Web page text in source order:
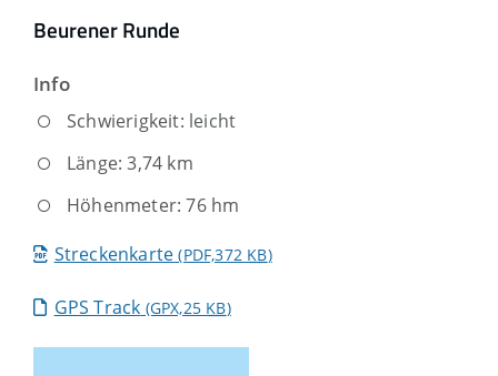
Beurener Runde
Info
Schwierigkeit: leicht
Länge: 3,74 km
Höhenmeter: 76 hm
Streckenkarte (PDF,372 KB)
GPS Track (GPX,25 KB)